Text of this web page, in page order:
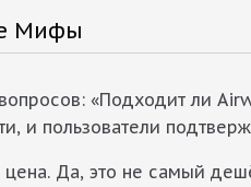
Мифы
«Подходит ли
и пользователи
Да, это не самый